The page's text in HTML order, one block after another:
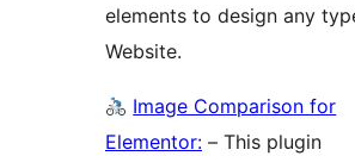
elements to design any
Website.
Image Comparison for
Elementor: – This plugin